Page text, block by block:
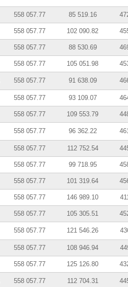
558 057.77 85 519.16
558 057.77 102 090.82
558 057.77 88 530.69
558 057.77 105 051.98
558 057.77 91 638.09
558 057.77 93 109.07
558 057.77 109 553.79
558 057.77 96 362.22
558 057.77 112 752.54
558 057.77 99 718.95
558 057.77 101 319.64
558 057.77 146 989.10
558 057.77 105 305.51
558 057.77 121 546.26
558 057.77 108 946.94
558 057.77 125 126.80
558 057.77 112 704.31